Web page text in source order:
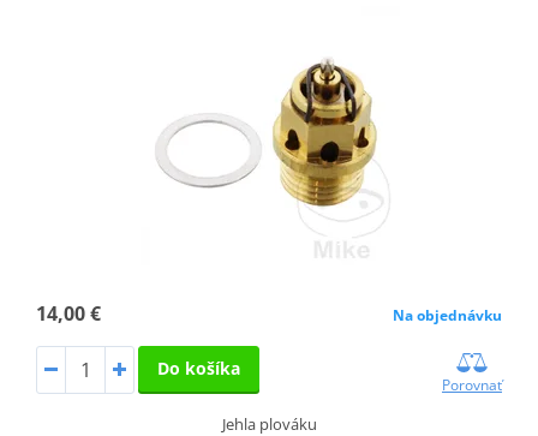
14,00 € Na objednávku
Do košíka
Porovnať
Jehla plováku